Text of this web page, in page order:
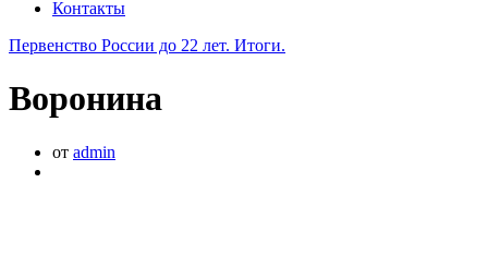
Контакты
Первенство России до 22 лет. Итоги.
Воронина
от admin